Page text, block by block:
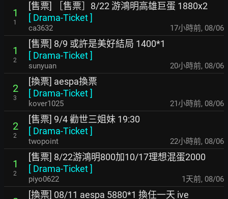
1
1
[售票] ［售票］8/22 游鴻明高雄巨蛋 1880x2
[ Drama-Ticket]
ca3632 17小時前, 08/06
1
2
[售票] 8/9 或許是美好結局 1400*1
[ Drama-Ticket]
sunyuan 20小時前, 08/06
2
3
[換票] aespa換票
[ Drama-Ticket]
kover1025 21小時前, 08/06
2
2
[售票] 9/4 勸世三姐妹 19:30
[ Drama-Ticket]
twopoint 22小時前, 08/06
1
2
[售票] 8/22游鴻明800加10/17理想混蛋2000
[ Drama-Ticket]
piyo0622 1天前, 08/06
[換票] 08/11 aespa 5880*1 換任一天 ive